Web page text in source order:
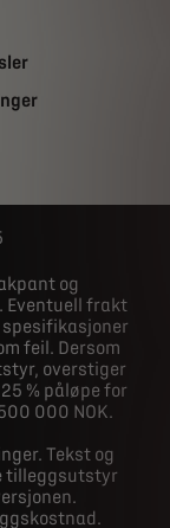
og
Eventuell frakt
feil. Dersom
overstiger
% påløpe for
000 NOK.
Tekst og
tilleggsutstyr